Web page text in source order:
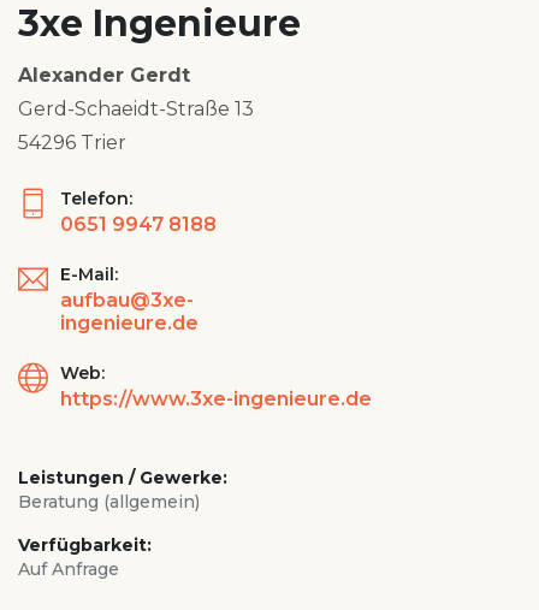
3xe Ingenieure
Alexander Gerdt
Gerd-Schaeidt-Straße 13
54296 Trier
Telefon:
0651 9947 8188
E-Mail:
aufbau@3xe-
ingenieure.de
Web:
https://www.3xe-ingenieure.de
Leistungen / Gewerke:
Beratung (allgemein)
Verfügbarkeit:
Auf Anfrage